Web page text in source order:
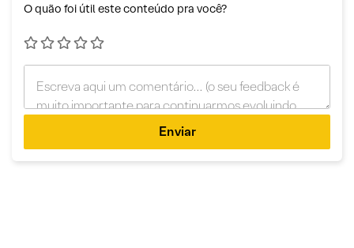
O quão foi útil este conteúdo pra você?
Enviar